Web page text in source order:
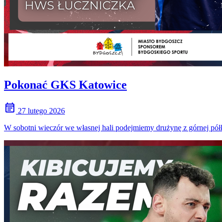
Pokonać GKS Katowice
event_note 27 lutego 2026
W sobotni wieczór we własnej hali podejmiemy drużynę z górnej